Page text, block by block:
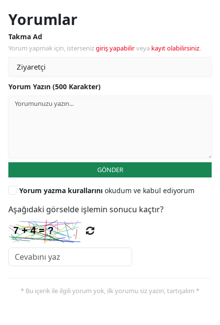
Yorumlar
Takma Ad
Yorum yapmak için, istersenizgiriş yapabilirveya kayıt olabilirsiniz.
Yorum Yazın (500 Karakter)
GÖNDER
Yorum yazma kurallarını okudum ve kabul ediyorum
Aşağıdaki görselde işlemin sonucu kaçtır?
* Bu içerik ile ilgili yorum yok, ilk yorumu siz yazın, tartışalım *